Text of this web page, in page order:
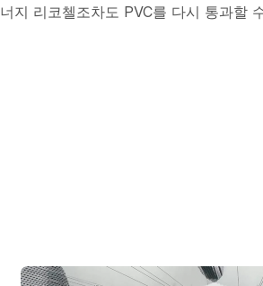
지 리코첼조차도 PVC를 다시 통과할